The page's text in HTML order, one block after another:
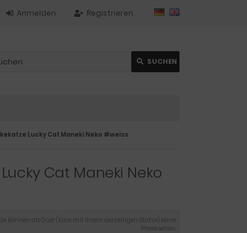
Registrieren
Anmelden
SUCHEN
Lucky Cat Maneki Neko #weiss
Cat Maneki Neko
Sie können als Gast (bzw. mit Ihrem derzeitigen Status) keine
Preise sehen.